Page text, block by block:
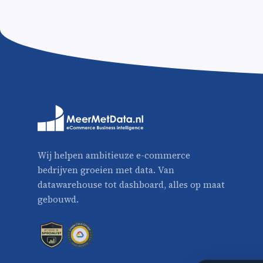
Wij helpen ambitieuze e-commerce
bedrijven groeien met data. Van
datawarehouse tot dashboard, alles op maat
gebouwd.